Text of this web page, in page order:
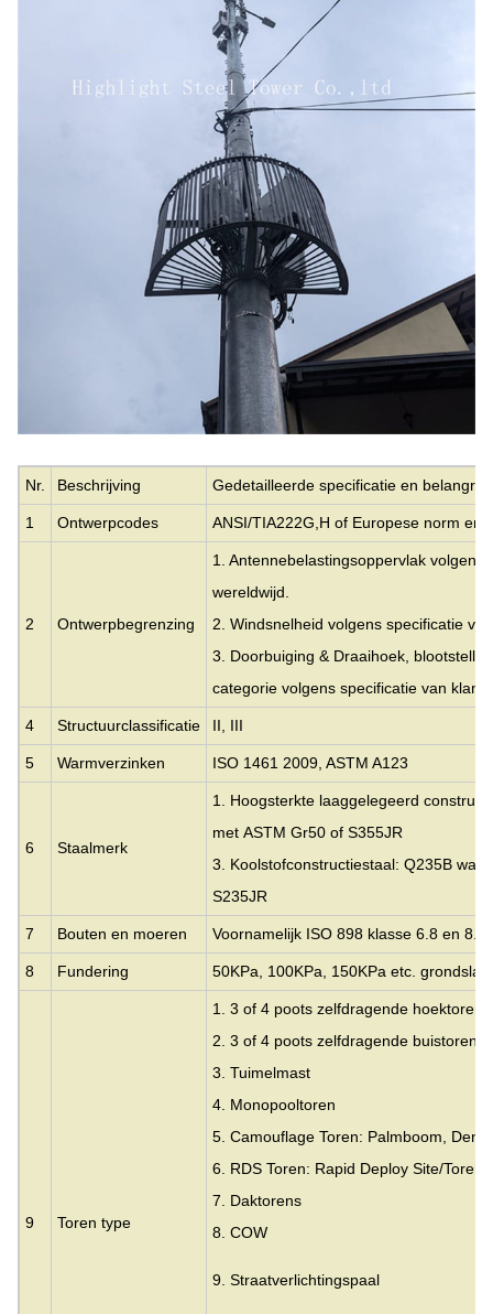
Nr. Beschrijving Gedetailleerde specificatie en
1 Ontwerpcodes ANSI/TIA222G,H of Europese norm en
2 Ontwerpbegrenzing
1. Antennebelastingsoppervlak volgens
wereldwijd.
2. Windsnelheid volgens specificatie
3. Doorbuiging & Draaihoek,
categorie volgens specificatie van
4 Structuurclassificatie II, III
5 Warmverzinken ISO 1461 2009, ASTM A123
6 Staalmerk
1. Hoogsterkte laaggelegeerd
met ASTM Gr50 of S355JR
3. Koolstofconstructiestaal: Q235B wat
S235JR
7 Bouten en moeren Voornamelijk ISO 898 klasse 6.8 en 8.8
8 Fundering 50KPa, 100KPa, 150KPa etc.
9 Toren type
1. 3 of 4 poots zelfdragende hoektorens
2. 3 of 4 poots zelfdragende buistorens
3. Tuimelmast
4. Monopooltoren
5. Camouflage Toren: Palmboom, Den,
6. RDS Toren: Rapid Deploy Site/Toren
7. Daktorens
8. COW
9. Straatverlichtingspaal